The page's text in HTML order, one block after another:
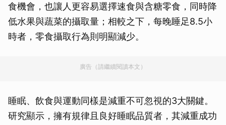
食機會，也讓人更容易選擇速食與含糖零食，同時降
低水果與蔬菜的攝取量；相較之下，每晚睡足8.5小
時者，零食攝取行為則明顯減少。
廣告（請繼續閱讀本文）
睡眠、飲食與運動同樣是減重不可忽視的3大關鍵。
研究顯示，擁有規律且良好睡眠品質者，其減重成功